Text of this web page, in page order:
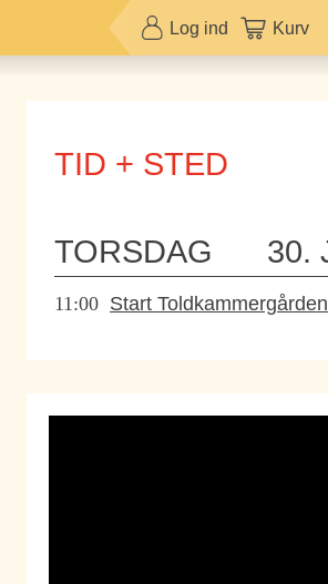
Log ind Kurv
TID + STED
TORSDAG 30.
11:00 Start